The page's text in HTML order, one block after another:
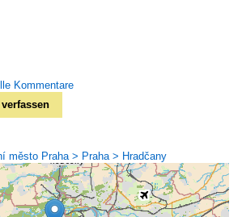
Kommentare
město Praha > Praha > Hradčany